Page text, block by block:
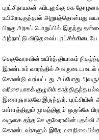
புரட்சிநாயகன் ஃபிடலுக்கு சக
உயிரோடிருந்தால் அறுபத்தொன்பது வயதை
பிறகு அரசுப் பொறுப்பில் இருந்து
அந்நாட்டு விடுதலைப்
செகுவேராவின் உயிர்த் தியாகம்
இரண்டாம் வாரத்தில் அவருடைய உடல்
கொண்டு வரப்பட்டது. அப்போது
வரிசையாகக் குழுமிக் காத்திருந்த
இளைஞராகவே இருந்தார்.
உள்ளத்திலும் முகத்திலும் ஒருங்கே
வருகை தந்த செ குவேராவின் புதல்வி
கொண்டவர்களும் இதே